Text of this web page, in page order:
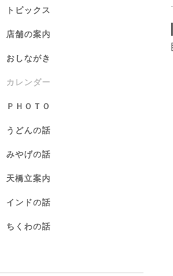
トピックス
店舗の案内
おしながき
カレンダー
ＰＨＯＴＯ
うどんの話
みやげの話
天橋立案内
インドの話
ちくわの話